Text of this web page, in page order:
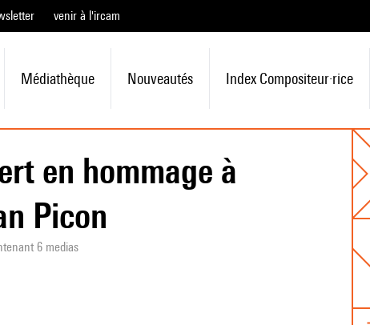
venir à l'ircam
Médiathèque Nouveautés Index Compositeur·rice
en hommage à
Picon
6 medias